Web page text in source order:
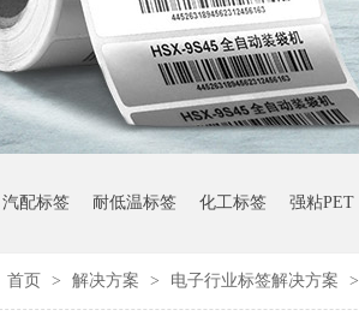
汽配标签 耐低温标签 化工标签 强粘PET
首页 > 解决方案 > 电子行业标签解决方案 >